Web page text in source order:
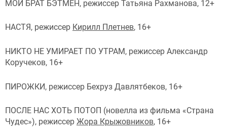
МОЙ БРАТ БЭТМЕН, режиссер Татьяна Рахманова, 12+
НАСТЯ, режиссер Кирилл Плетнев, 16+
НИКТО НЕ УМИРАЕТ ПО УТРАМ, режиссер Александр
Коручеков, 16+
ПИРОЖКИ, режиссер Бехруз Давлятбеков, 16+
ПОСЛЕ НАС ХОТЬ ПОТОП (новелла из фильма «Страна
Чудес»), режиссер Жора Крыжовников, 16+